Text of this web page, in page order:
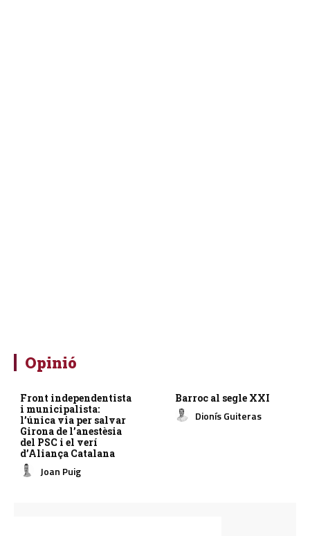
Opinió
Front independentista
i municipalista:
l’única via per salvar
Girona de l’anestèsia
del PSC i el verí
d’Aliança Catalana
Joan Puig
Barroc al segle XXI
Dionís Guiteras